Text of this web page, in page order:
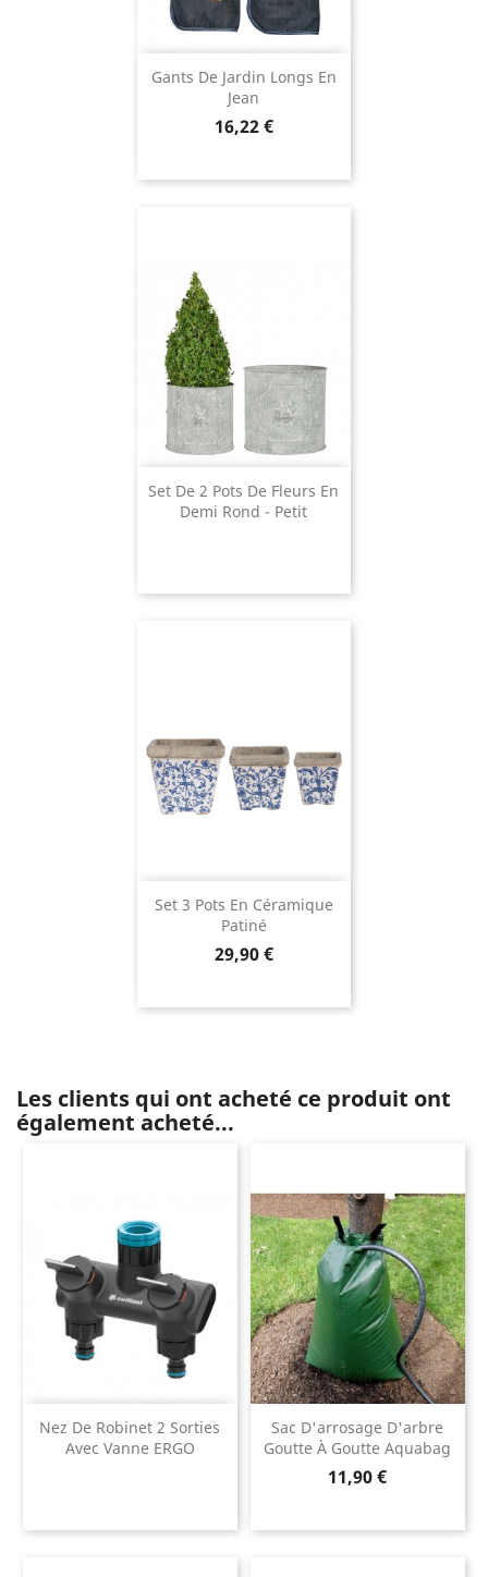
Gants De Jardin Longs En
Jean
Prix
16,22 €
Set De 2 Pots De Fleurs En
Demi Rond - Petit
Set 3 Pots En Céramique
Patiné
Prix
29,90 €
Les clients qui ont acheté ce produit ont
également acheté...
Nez De Robinet 2 Sorties
Avec Vanne ERGO
Sac D'arrosage D'arbre
Goutte À Goutte Aquabag
Prix
11,90 €